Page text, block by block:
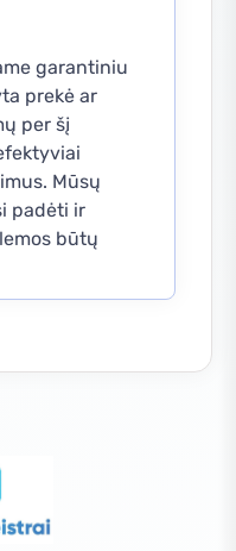
garantiniu
prekė ar
per šį
Mūsų
padėti ir
būtų